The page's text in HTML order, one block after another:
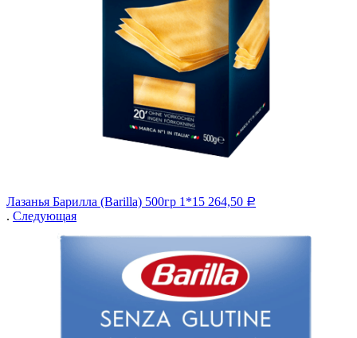
Лазанья Барилла (Barilla) 500гр 1*15 264,50 Р
. Следующая